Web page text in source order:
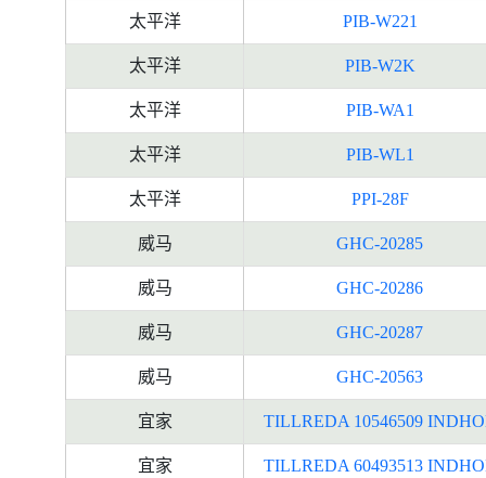
太平洋 PIB-W221
太平洋 PIB-W2K
太平洋 PIB-WA1
太平洋 PIB-WL1
太平洋 PPI-28F
威马 GHC-20285
威马 GHC-20286
威马 GHC-20287
威马 GHC-20563
宜家 TILLREDA 10546509
宜家 TILLREDA 60493513